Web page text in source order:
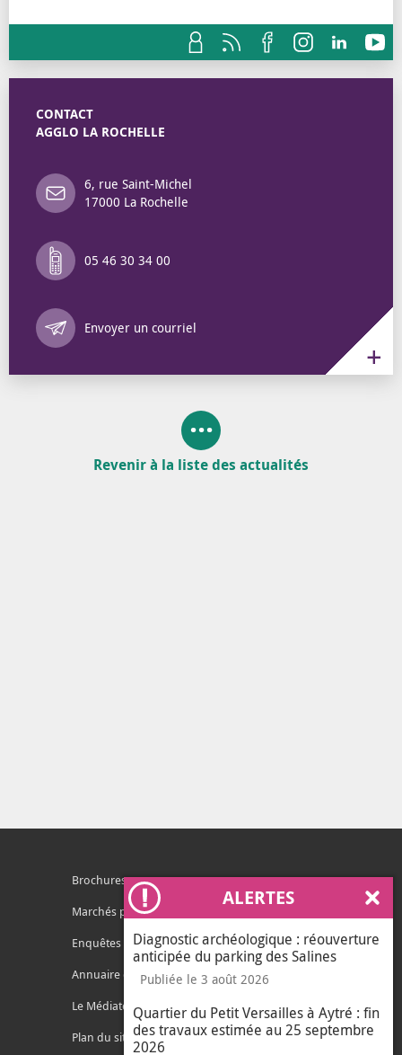
ALERTES
Diagnostic archéologique : réouverture
anticipée du parking des Salines
Publiée le 3 août 2026
Quartier du Petit Versailles à Aytré : fin
des travaux estimée au 25 septembre
2026
CONTACT
AGGLO LA ROCHELLE
6, rue Saint-Michel
17000 La Rochelle
05 46 30 34 00
Envoyer un courriel
Annuaire
Revenir à la liste des actualités
Brochures
Marchés publics
Enquêtes publiques
Annuaire des services
Le Médiateur de l'Agglo
Plan du site